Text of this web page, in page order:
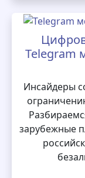
Telegram
Инсайдеры
зарубежные